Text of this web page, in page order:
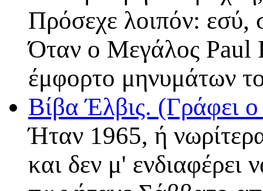
Πρόσεχε λοιπόν:
Όταν ο Μεγάλος Paul
έμφορτο μηνυμάτων
Βίβα Έλβις.
Ήταν 1965, ή
και δεν μ'